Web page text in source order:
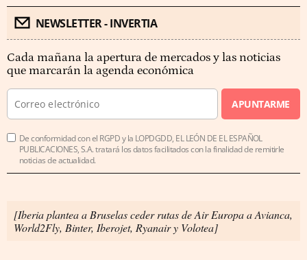
NEWSLETTER - INVERTIA
Cada mañana la apertura de mercados y las noticias
que marcarán la agenda económica
APUNTARME
De conformidad con el RGPD y la LOPDGDD, EL LEÓN DE EL ESPAÑOL
PUBLICACIONES, S.A. tratará los datos facilitados con la finalidad de remitirle
noticias de actualidad.
[Iberia plantea a Bruselas ceder rutas de Air Europa a Avianca,
World2Fly, Binter, Iberojet, Ryanair y Volotea]